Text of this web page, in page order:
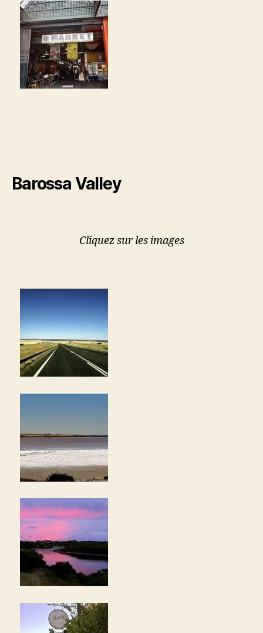
Barossa Valley
Cliquez sur les images